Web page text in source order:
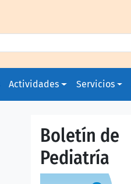
Actividades Servicios
Boletín de
Pediatría